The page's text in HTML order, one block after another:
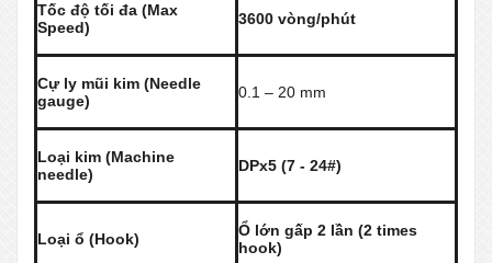
Tốc độ tối đa (Max
Speed)
3600 vòng/phút
Cự ly mũi kim (Needle
gauge)
0.1 – 20 mm
Loại kim (Machine
needle)
DPx5 (7 - 24#)
Loại ổ (Hook)
Ổ lớn gấp 2 lần (2 times
hook)